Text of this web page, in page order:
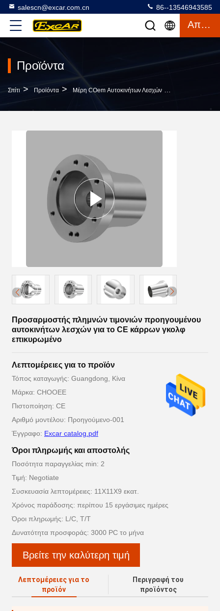
salescn@excar.com.cn 86--13546943585
Απόσπασμα
Προϊόντα
Σπίτι > Προϊόντα > Μέρη COem Αυτοκινήτων Λεσχών >
Προσαρμοστής πλημνών τιμονιών προηγουμένου
αυτοκινήτων λεσχών για το CE κάρρων γκολφ
επικυρωμένο
Λεπτομέρειες για το προϊόν
Τόπος καταγωγής: Guangdong, Κίνα
Μάρκα: CHOOEE
Πιστοποίηση: CE
Αριθμό μοντέλου: Προηγούμενο-001
Έγγραφο: Excar catalog.pdf
Όροι πληρωμής και αποστολής
Ποσότητα παραγγελίας min: 2
Τιμή: Negotiate
Συσκευασία λεπτομέρειες: 11X11X9 εκατ.
Χρόνος παράδοσης: περίπου 15 εργάσιμες ημέρες
Όροι πληρωμής: L/C, T/T
Δυνατότητα προσφοράς: 3000 PC το μήνα
Βρείτε την καλύτερη τιμή
Λεπτομέρειες για το
προϊόν
Περιγραφή του
προϊόντος